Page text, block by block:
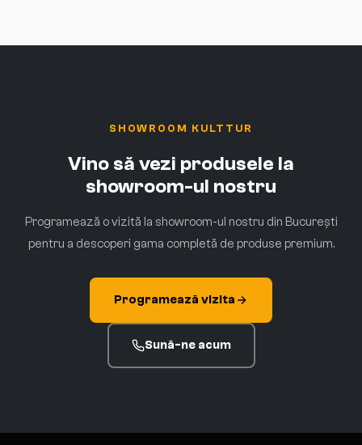
SHOWROOM KULTTUR
Vino să vezi produsele la
showroom-ul nostru
Programează o vizită la showroom-ul nostru din București
pentru a descoperi gama completă de produse premium.
Programează vizita
Sună-ne acum